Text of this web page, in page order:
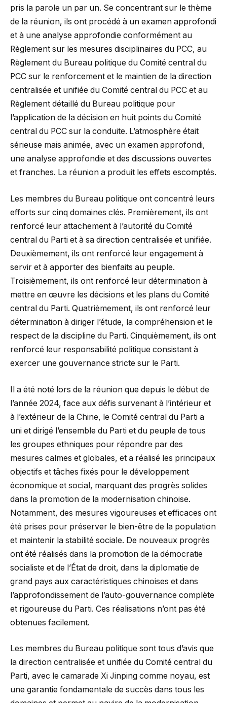
pris la parole un par un. Se concentrant sur le thème
de la réunion, ils ont procédé à un examen approfondi
et à une analyse approfondie conformément au
Règlement sur les mesures disciplinaires du PCC, au
Règlement du Bureau politique du Comité central du
PCC sur le renforcement et le maintien de la direction
centralisée et unifiée du Comité central du PCC et au
Règlement détaillé du Bureau politique pour
l’application de la décision en huit points du Comité
central du PCC sur la conduite. L’atmosphère était
sérieuse mais animée, avec un examen approfondi,
une analyse approfondie et des discussions ouvertes
et franches. La réunion a produit les effets escomptés.
Les membres du Bureau politique ont concentré leurs
efforts sur cinq domaines clés. Premièrement, ils ont
renforcé leur attachement à l’autorité du Comité
central du Parti et à sa direction centralisée et unifiée.
Deuxièmement, ils ont renforcé leur engagement à
servir et à apporter des bienfaits au peuple.
Troisièmement, ils ont renforcé leur détermination à
mettre en œuvre les décisions et les plans du Comité
central du Parti. Quatrièmement, ils ont renforcé leur
détermination à diriger l’étude, la compréhension et le
respect de la discipline du Parti. Cinquièmement, ils ont
renforcé leur responsabilité politique consistant à
exercer une gouvernance stricte sur le Parti.
Il a été noté lors de la réunion que depuis le début de
l’année 2024, face aux défis survenant à l’intérieur et
à l’extérieur de la Chine, le Comité central du Parti a
uni et dirigé l’ensemble du Parti et du peuple de tous
les groupes ethniques pour répondre par des
mesures calmes et globales, et a réalisé les principaux
objectifs et tâches fixés pour le développement
économique et social, marquant des progrès solides
dans la promotion de la modernisation chinoise.
Notamment, des mesures vigoureuses et efficaces ont
été prises pour préserver le bien-être de la population
et maintenir la stabilité sociale. De nouveaux progrès
ont été réalisés dans la promotion de la démocratie
socialiste et de l’État de droit, dans la diplomatie de
grand pays aux caractéristiques chinoises et dans
l’approfondissement de l’auto-gouvernance complète
et rigoureuse du Parti. Ces réalisations n’ont pas été
obtenues facilement.
Les membres du Bureau politique sont tous d’avis que
la direction centralisée et unifiée du Comité central du
Parti, avec le camarade Xi Jinping comme noyau, est
une garantie fondamentale de succès dans tous les